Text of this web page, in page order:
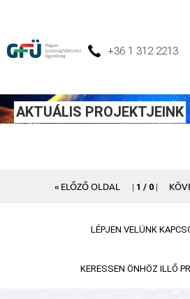
+36 1 312 2213
AKTUÁLIS PROJEKTJEINK
« ELŐZŐ OLDAL | 1 / 0 |
LÉPJEN VELÜNK
KERESSEN ÖNHÖZ ILLŐ